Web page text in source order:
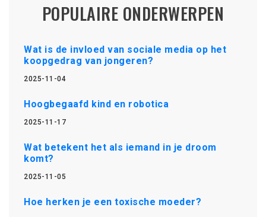
POPULAIRE ONDERWERPEN
Wat is de invloed van sociale media op het
koopgedrag van jongeren?
2025-11-04
Hoogbegaafd kind en robotica
2025-11-17
Wat betekent het als iemand in je droom
komt?
2025-11-05
Hoe herken je een toxische moeder?